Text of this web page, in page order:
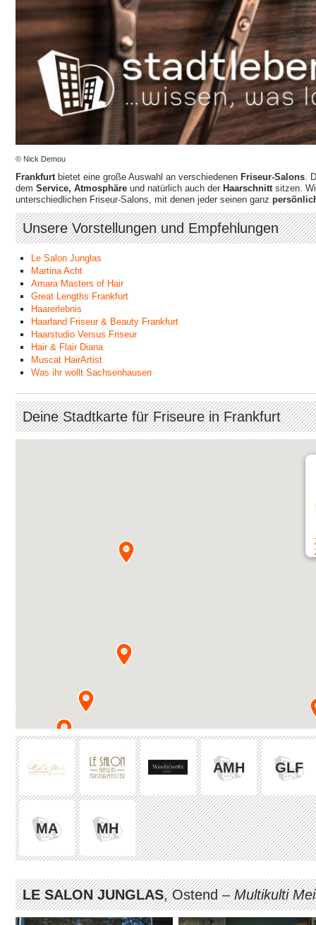
© Nick Demou
Frankfurt bietet eine große Auswahl an verschiedenen Friseur-Salons .
dem Service, Atmosphäre und natürlich auch der Haarschnitt sitzen.
unterschiedlichen Friseur-Salons, mit denen jeder seinen ganz
Unsere Vorstellungen und Empfehlungen
Le Salon Junglas
Martina Acht
Amara Masters of Hair
Great Lengths Frankfurt
Haarerlebnis
Haarland Friseur & Beauty Frankfurt
Haarstudio Versus Friseur
Hair & Flair Diana
Muscat HairArtist
Was ihr wollt Sachsenhausen
Deine Stadtkarte für Friseure in Frankfurt
AMH GLF
MA MH
LE SALON JUNGLAS, Ostend –Multikulti